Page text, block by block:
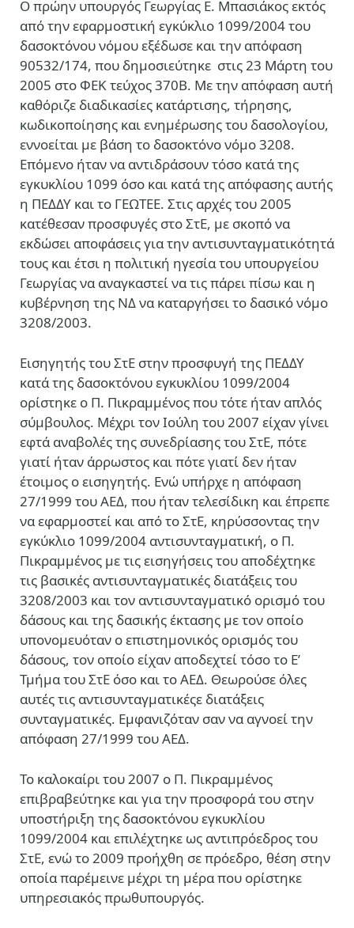
Ο πρώην υπουργός Γεωργίας Ε. Μπασιάκος εκτός
από την εφαρμοστική εγκύκλιο 1099/2004 του
δασοκτόνου νόμου εξέδωσε και την απόφαση
90532/174, που δημοσιεύτηκε στις 23 Μάρτη του
2005 στο ΦΕΚ τεύχος 370Β. Με την απόφαση αυτή
καθόριζε διαδικασίες κατάρτισης, τήρησης,
κωδικοποίησης και ενημέρωσης του δασολογίου,
εννοείται με βάση το δασοκτόνο νόμο 3208.
Επόμενο ήταν να αντιδράσουν τόσο κατά της
εγκυκλίου 1099 όσο και κατά της απόφασης αυτής
η ΠΕΔΔΥ και το ΓΕΩΤΕΕ. Στις αρχές του 2005
κατέθεσαν προσφυγές στο ΣτΕ, με σκοπό να
εκδώσει αποφάσεις για την αντισυνταγματικότητά
τους και έτσι η πολιτική ηγεσία του υπουργείου
Γεωργίας να αναγκαστεί να τις πάρει πίσω και η
κυβέρνηση της ΝΔ να καταργήσει το δασικό νόμο
3208/2003.
Εισηγητής του ΣτΕ στην προσφυγή της ΠΕΔΔΥ
κατά της δασοκτόνου εγκυκλίου 1099/2004
ορίστηκε ο Π. Πικραμμένος που τότε ήταν απλός
σύμβουλος. Μέχρι τον Ιούλη του 2007 είχαν γίνει
εφτά αναβολές της συνεδρίασης του ΣτΕ, πότε
γιατί ήταν άρρωστος και πότε γιατί δεν ήταν
έτοιμος ο εισηγητής. Ενώ υπήρχε η απόφαση
27/1999 του ΑΕΔ, που ήταν τελεσίδικη και έπρεπε
να εφαρμοστεί και από το ΣτΕ, κηρύσσοντας την
εγκύκλιο 1099/2004 αντισυνταγματική, ο Π.
Πικραμμένος με τις εισηγήσεις του αποδέχτηκε
τις βασικές αντισυνταγματικές διατάξεις του
3208/2003 και τον αντισυνταγματικό ορισμό του
δάσους και της δασικής έκτασης με τον οποίο
υπονομευόταν ο επιστημονικός ορισμός του
δάσους, τον οποίο είχαν αποδεχτεί τόσο το Ε’
Τμήμα του ΣτΕ όσο και το ΑΕΔ. Θεωρούσε όλες
αυτές τις αντισυνταγματικέςε διατάξεις
συνταγματικές. Εμφανιζόταν σαν να αγνοεί την
απόφαση 27/1999 του ΑΕΔ.
Το καλοκαίρι του 2007 ο Π. Πικραμμένος
επιβραβεύτηκε και για την προσφορά του στην
υποστήριξη της δασοκτόνου εγκυκλίου
1099/2004 και επιλέχτηκε ως αντιπρόεδρος του
ΣτΕ, ενώ το 2009 προήχθη σε πρόεδρο, θέση στην
οποία παρέμεινε μέχρι τη μέρα που ορίστηκε
υπηρεσιακός πρωθυπουργός.